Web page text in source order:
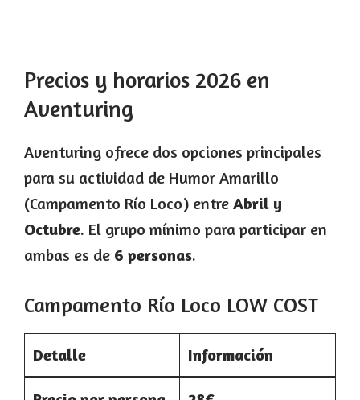
Precios y horarios 2026 en
Aventuring
Aventuring ofrece dos opciones principales
para su actividad de Humor Amarillo
(Campamento Río Loco) entre Abril y
Octubre. El grupo mínimo para participar en
ambas es de 6 personas.
Campamento Río Loco LOW COST
Detalle Información